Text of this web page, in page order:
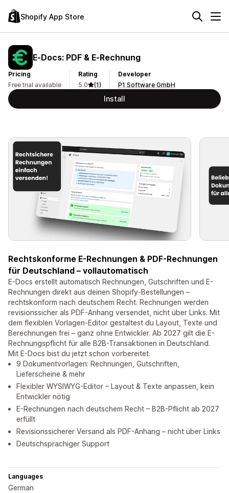
Shopify App Store
E‑Docs: PDF & E‑Rechnung
Pricing
Free trial available
Rating
5.0
(1)
Developer
P1 Software GmbH
Install
Rechtskonforme E-Rechnungen & PDF-Rechnungen
für Deutschland – vollautomatisch
E-Docs erstellt automatisch Rechnungen, Gutschriften und E-
Rechnungen direkt aus deinen Shopify-Bestellungen –
rechtskonform nach deutschem Recht. Rechnungen werden
revisionssicher als PDF-Anhang versendet, nicht über Links. Mit
dem flexiblen Vorlagen-Editor gestaltest du Layout, Texte und
Berechnungen frei – ganz ohne Entwickler. Ab 2027 gilt die E-
Rechnungspflicht für alle B2B-Transaktionen in Deutschland.
Mit E-Docs bist du jetzt schon vorbereitet.
9 Dokumentvorlagen: Rechnungen, Gutschriften,
Lieferscheine & mehr
Flexibler WYSIWYG-Editor – Layout & Texte anpassen, kein
Entwickler nötig
E-Rechnungen nach deutschem Recht – B2B-Pflicht ab 2027
erfüllt
Revisionssicherer Versand als PDF-Anhang – nicht über Links
Deutschsprachiger Support
Languages
German